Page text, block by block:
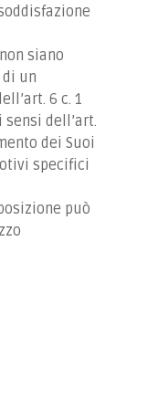
siano
un
6 c. 1
sensi dell’art.
dei Suoi
specifici
può